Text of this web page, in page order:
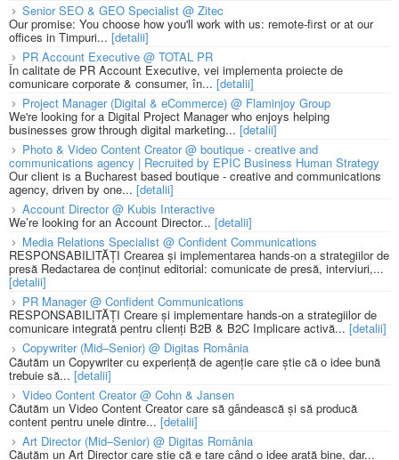
Senior SEO & GEO Specialist @ Zitec
Our promise: You choose how you'll work with us: remote-first or at our
offices in Timpuri... [detalii]
PR Account Executive @ TOTAL PR
În calitate de PR Account Executive, vei implementa proiecte de
comunicare corporate & consumer, în... [detalii]
Project Manager (Digital & eCommerce) @ Flaminjoy Group
We're looking for a Digital Project Manager who enjoys helping
businesses grow through digital marketing... [detalii]
Photo & Video Content Creator @ boutique - creative and
communications agency | Recruited by EPIC Business Human Strategy
Our client is a Bucharest based boutique - creative and communications
agency, driven by one... [detalii]
Account Director @ Kubis Interactive
We’re looking for an Account Director... [detalii]
Media Relations Specialist @ Confident Communications
RESPONSABILITĂȚI Crearea și implementarea hands-on a strategiilor de
presă Redactarea de conținut editorial: comunicate de presă, interviuri,...
[detalii]
PR Manager @ Confident Communications
RESPONSABILITĂȚI Creare și implementare hands-on a strategiilor de
comunicare integrată pentru clienți B2B & B2C Implicare activă... [detalii]
Copywriter (Mid–Senior) @ Digitas România
Căutăm un Copywriter cu experiență de agenție care știe că o idee bună
trebuie să... [detalii]
Video Content Creator @ Cohn & Jansen
Căutăm un Video Content Creator care să gândească și să producă
content pentru unele dintre... [detalii]
Art Director (Mid–Senior) @ Digitas România
Căutăm un Art Director care știe că e tare când o idee arată bine, dar...